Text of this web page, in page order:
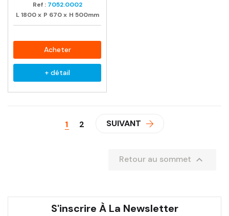
Ref : 7052.0002
L 1800 x P 670 x H 500mm
Acheter
+ détail
1 2 SUIVANT
Retour au sommet 
S'inscrire À La Newsletter